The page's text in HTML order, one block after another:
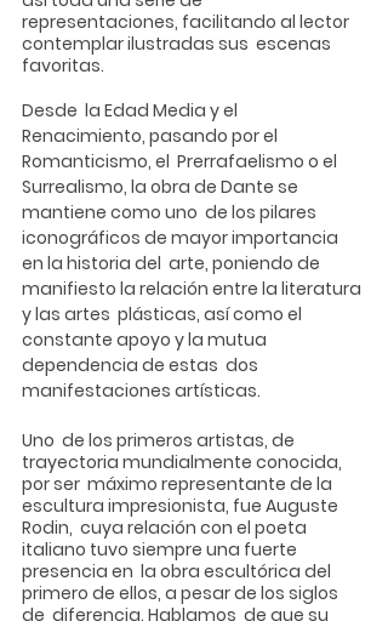
representaciones, facilitando al lector
contemplar ilustradas sus  escenas
favoritas.
Desde  la Edad Media y el
Renacimiento, pasando por el
Romanticismo, el  Prerrafaelismo o el
Surrealismo, la obra de Dante se
mantiene como uno  de los pilares
iconográficos de mayor importancia
en la historia del  arte, poniendo de
manifiesto la relación entre la literatura
y las artes  plásticas, así como el
constante apoyo y la mutua
dependencia de estas  dos
manifestaciones artísticas.
Uno  de los primeros artistas, de
trayectoria mundialmente conocida,
por ser  máximo representante de la
escultura impresionista, fue Auguste
Rodin,  cuya relación con el poeta
italiano tuvo siempre una fuerte
presencia en  la obra escultórica del
primero de ellos, a pesar de los siglos
de  diferencia. Hablamos  de que su